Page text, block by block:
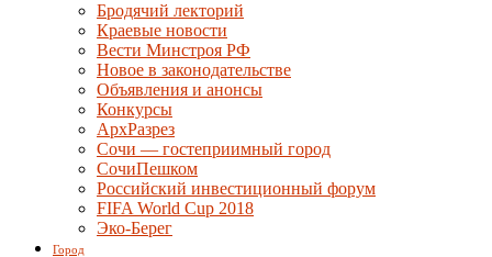
Бродячий лекторий
Краевые новости
Вести Минстроя РФ
Новое в законодательстве
Объявления и анонсы
Конкурсы
АрхРазрез
Сочи — гостеприимный город
СочиПешком
Российский инвестиционный форум
FIFA World Cup 2018
Эко-Берег
Город